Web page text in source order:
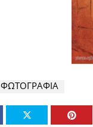
ΦΩΤΟΓΡΑΦΙΑ